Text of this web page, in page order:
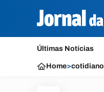
Últimas Notícias
Home>cotidiano